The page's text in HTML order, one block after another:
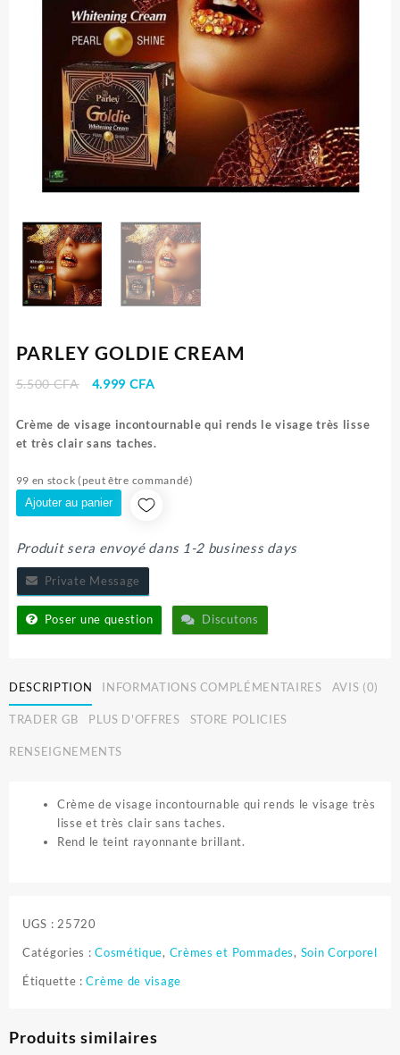
PARLEY GOLDIE CREAM
5.500CFA
Le
initial
était :
4.999 CFALe
actuel
Crème de visage incontournable qui rends le visage très lisse
et très clair sans taches.
99 en stock (peut être commandé)
Ajouter au panier
Produit sera envoyé dans 1-2 business days
Private Message
Poser une question Discutons
DESCRIPTION INFORMATIONS COMPLÉMENTAIRES AVIS (0)
TRADER GB PLUS D'OFFRES STORE POLICIES
RENSEIGNEMENTS
Crème de visage incontournable qui rends le visage très
lisse et très clair sans taches.
Rend le teint rayonnante brillant.
UGS : 25720
Catégories :Cosmétique, Crèmes et Pommades, Soin Corporel
Étiquette :Crème de visage
Produits similaires